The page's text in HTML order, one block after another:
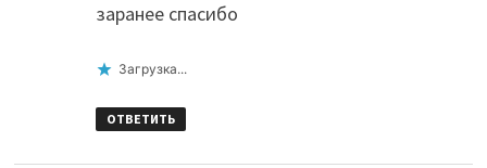
заранее спасибо
Загрузка...
ОТВЕТИТЬ